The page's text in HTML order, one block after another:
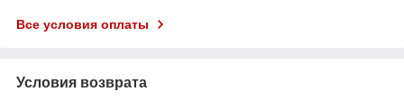
Все условия оплаты
Условия возврата